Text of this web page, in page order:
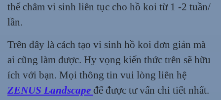
thể châm vi sinh liên tục cho hồ koi từ 1 -2 tuần/
lần.
Trên đây là cách tạo vi sinh hồ koi đơn giản mà
ai cũng làm được. Hy vọng kiến thức trên sẽ hữu
ích với bạn. Mọi thông tin vui lòng liên hệ
ZENUS Landscape để được tư vấn chi tiết nhất.